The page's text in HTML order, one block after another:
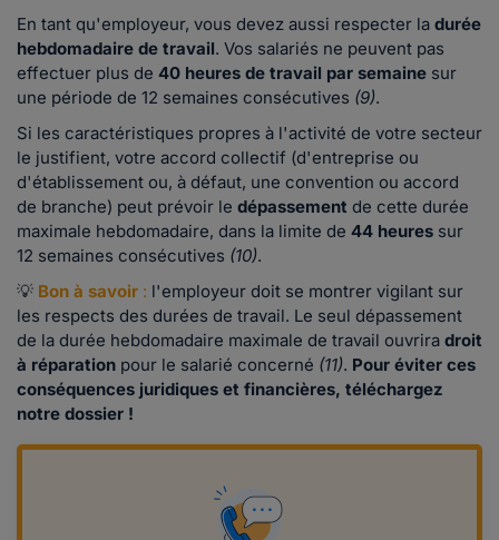
En tant qu'employeur, vous devez aussi respecter la durée
hebdomadaire de travail. Vos salariés ne peuvent pas
effectuer plus de 40 heures de travail par semaine sur
une période de 12 semaines consécutives (9).
Si les caractéristiques propres à l'activité de votre secteur
le justifient, votre accord collectif (d'entreprise ou
d'établissement ou, à défaut, une convention ou accord
de branche) peut prévoir le dépassement de cette durée
maximale hebdomadaire, dans la limite de 44 heures sur
12 semaines consécutives (10).
💡 Bon à savoir : l'employeur doit se montrer vigilant sur
les respects des durées de travail. Le seul dépassement
de la durée hebdomadaire maximale de travail ouvrira droit
à réparation pour le salarié concerné (11). Pour éviter ces
conséquences juridiques et financières, téléchargez
notre dossier !